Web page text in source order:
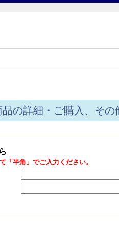
品の詳細・ご購入、その
「半角」でご入力ください。